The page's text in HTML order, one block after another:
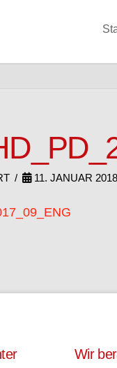
11. JANUAR 2018
Wir